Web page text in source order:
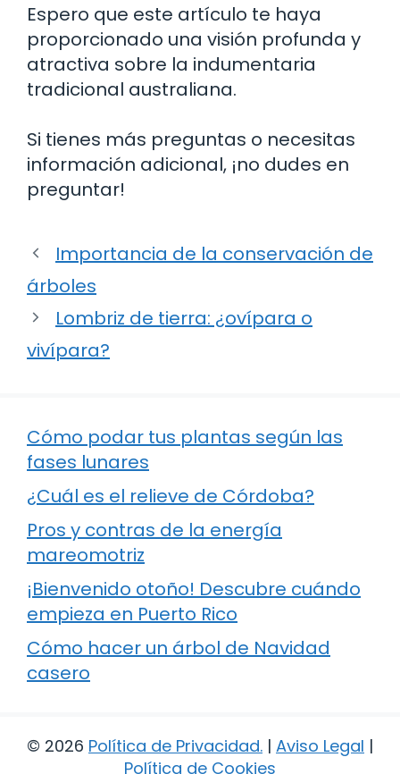
Espero que este artículo te haya
proporcionado una visión profunda y
atractiva sobre la indumentaria
tradicional australiana.
Si tienes más preguntas o necesitas
información adicional, ¡no dudes en
preguntar!
Importancia de la conservación de
árboles
Lombriz de tierra: ¿ovípara o
vivípara?
Cómo podar tus plantas según las
fases lunares
¿Cuál es el relieve de Córdoba?
Pros y contras de la energía
mareomotriz
¡Bienvenido otoño! Descubre cuándo
empieza en Puerto Rico
Cómo hacer un árbol de Navidad
casero
© 2026 Política de Privacidad. | Aviso Legal |
Política de Cookies